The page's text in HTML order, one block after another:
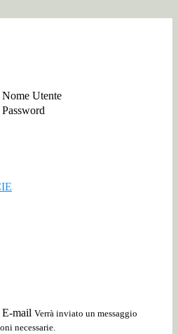
Nome Utente
Password
E-mail Verrà inviato un messaggio
necessarie.